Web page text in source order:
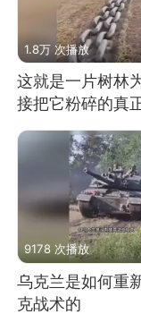
1.8万 次播放
这就是一片树林
接把它粉碎的真
9178 次播放
乌克兰是如何重
克战术的